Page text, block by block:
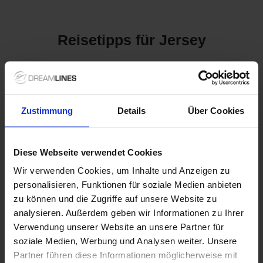
Zustimmung Details Über Cookies
Diese Webseite verwendet Cookies
Wir verwenden Cookies, um Inhalte und Anzeigen zu
personalisieren, Funktionen für soziale Medien anbieten
zu können und die Zugriffe auf unsere Website zu
analysieren. Außerdem geben wir Informationen zu Ihrer
Verwendung unserer Website an unsere Partner für
soziale Medien, Werbung und Analysen weiter. Unsere
Partner führen diese Informationen möglicherweise mit
Reisetipps für Jersey
Kreuzfahrten nach Jersey:
Ein verborgenes Juwel im
Ärmelkanal
Jersey, die größte der Kanalinseln, ist ein wahres Paradies für
malerischen Küsten, historischen Burgen und einem
einzigartigen Mix aus britischer und französischer Kultur ist
eine Kreuzfahrt nach Jersey eine hervorragende Möglichkeit,
die Schönheit dieser Insel zu entdecken. Wussten Sie, dass
Jersey über 40 Kilometer Küste mit atemberaubenden
Stränden und spektakulären Klippen verfügt? Die Möglichkeit,
Jersey zu erkunden, während Sie bequem auf Ihrem
Kreuzfahrtschiff wohnen, macht diese Reise besonders